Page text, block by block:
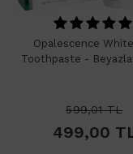
Opalescence
Toothpaste -
599,01TL
499,00